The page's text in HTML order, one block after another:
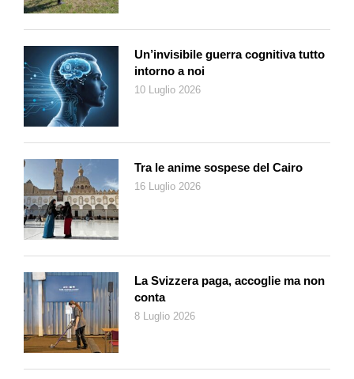
Un’invisibile guerra cognitiva tutto
intorno a noi
10 Luglio 2026
Tra le anime sospese del Cairo
16 Luglio 2026
La Svizzera paga, accoglie ma non
conta
8 Luglio 2026